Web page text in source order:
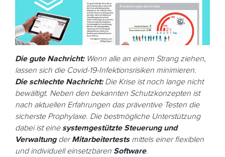
Die gute Nachricht:Wenn alle an einem Strang ziehen,
lassen sich die Covid-19-Infektionsrisiken minimieren.
Die schlechte Nachricht:Die Krise ist noch lange nicht
bewältigt. Neben den bekannten Schutzkonzepten ist
nach aktuellen Erfahrungen das präventive Testen die
sicherste Prophylaxe. Die bestmögliche Unterstützung
dabei ist eine systemgestützte Steuerung und
VerwaltungderMitarbeitertestsmittels einer flexiblen
und individuell einsetzbaren Software.